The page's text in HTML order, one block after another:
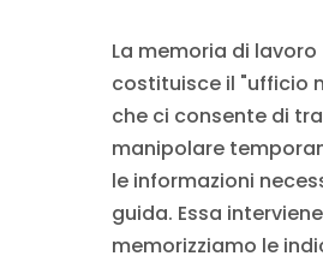
La memoria di lavoro
costituisce il "ufficio
che ci consente di
manipolare
le informazioni
guida. Essa
memorizziamo le